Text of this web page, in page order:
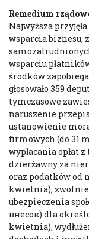
Remedium
Najwyższa
wsparcia biznesu,
wsparciu
środków
głosowało 359
tymczasowe
naruszenie
ustanowienie
firmowych (do 31
wypłacania opłat
dzierżawny za
oraz podatków od
kwietnia),
ubezpieczenia
внесок) dla
kwietnia),